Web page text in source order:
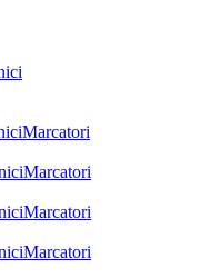
Marcatori
Marcatori
Marcatori
Marcatori